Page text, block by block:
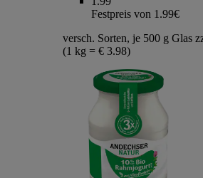
Festpreis von 1.99€
versch. Sorten, je 500 g Glas
(1 kg = € 3.98)